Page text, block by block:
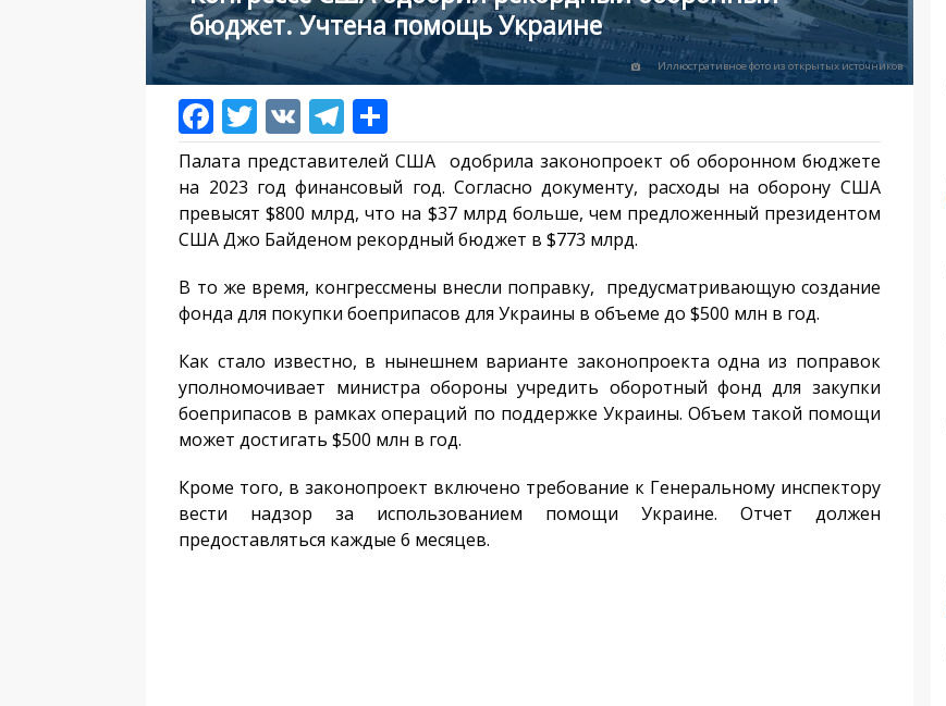
бюджет. Учтена помощь Украине
Иллюстративное фото из открытых источников
Палата представителей США одобрила законопроект об оборонном бюджете
на 2023 год финансовый год. Согласно документу, расходы на оборону США
превысят $800 млрд, что на $37 млрд больше, чем предложенный президентом
США Джо Байденом рекордный бюджет в $773 млрд.
В то же время, конгрессмены внесли поправку, предусматривающую создание
фонда для покупки боеприпасов для Украины в объеме до $500 млн в год.
Как стало известно, в нынешнем варианте законопроекта одна из поправок
уполномочивает министра обороны учредить оборотный фонд для закупки
боеприпасов в рамках операций по поддержке Украины. Объем такой помощи
может достигать $500 млн в год.
Кроме того, в законопроект включено требование к Генеральному инспектору
вести надзор за использованием помощи Украине. Отчет должен
предоставляться каждые 6 месяцев.